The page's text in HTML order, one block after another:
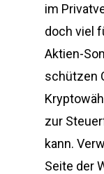
im
doch viel
Aktien-
schützen
zur
kann.
Seite der